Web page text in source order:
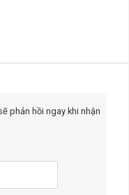
phản hồi ngay khi nhận